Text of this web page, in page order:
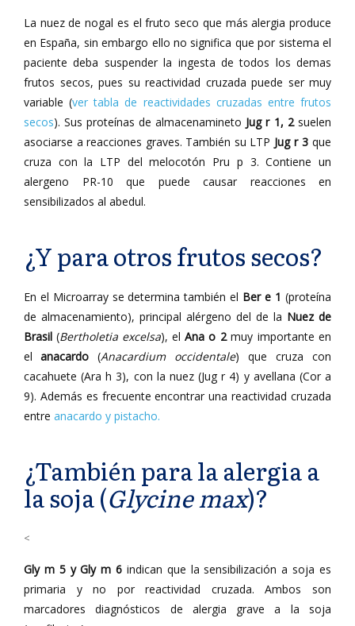
La nuez de nogal es el fruto seco que más alergia produce
en España, sin embargo ello no significa que por sistema el
paciente deba suspender la ingesta de todos los demas
frutos secos, pues su reactividad cruzada puede ser muy
variable (ver tabla de reactividades cruzadas entre frutos
secos). Sus proteínas de almacenamineto Jug r 1, 2 suelen
asociarse a reacciones graves. También su LTP Jug r 3 que
cruza con la LTP del melocotón Pru p 3. Contiene un
alergeno PR-10 que puede causar reacciones en
sensibilizados al abedul.
¿Y para otros frutos secos?
En el Microarray se determina también el Ber e 1 (proteína
de almacenamiento), principal alérgeno del de la Nuez de
Brasil (Bertholetia excelsa), el Ana o 2 muy importante en
el anacardo (Anacardium occidentale) que cruza con
cacahuete (Ara h 3), con la nuez (Jug r 4) y avellana (Cor a
9). Además es frecuente encontrar una reactividad cruzada
entre anacardo y pistacho.
¿También para la alergia a
la soja (Glycine max)?
<
Gly m 5 y Gly m 6 indican que la sensibilización a soja es
primaria y no por reactividad cruzada. Ambos son
marcadores diagnósticos de alergia grave a la soja